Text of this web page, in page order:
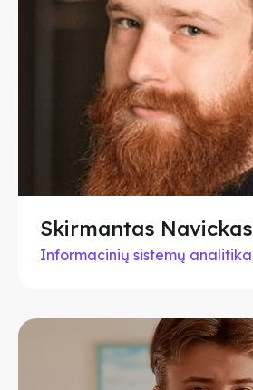
Skirmantas Navickas
Informacinių sistemų analitika